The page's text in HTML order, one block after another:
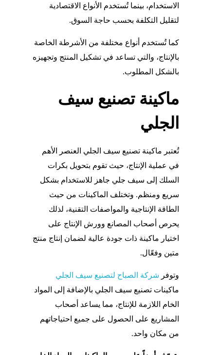
الاستخدام، بينما تُستخدم الأنواع الاقتصادية
لتقليل التكلفة بحسب حاجة السوق.
كما تُستخدم أنواع مختلفة من الأشرطة الخاصة
بالإنتاج، والتي تساعد في تشكيل المنتج وتجهيزه
بالشكل المطلوب.
ماكينة تصنيع سيف
الجلي
تُعتبر ماكينة تصنيع سيف الجلي العنصر الأهم
في عملية الإنتاج، حيث تقوم بتحويل بكرات
السلك إلى سيف جلي جاهز للاستخدام بشكل
سريع ومنظم. وتختلف الماكينات من حيث
الطاقة الإنتاجية والمواصفات التقنية، لذلك
يحرص أصحاب المصانع وورش الإنتاج على
اختيار ماكينة ذات جودة عالية لضمان إنتاج منتج
متين وفعّال.
وتوفر شركة الصباح لتصنيع سيف الجلي
ماكينات تصنيع سيف الجلي بالإضافة إلى المواد
الخام اللازمة للإنتاج، مما يساعد أصحاب
المشاريع على الحصول على جميع احتياجاتهم
من مكان واحد.